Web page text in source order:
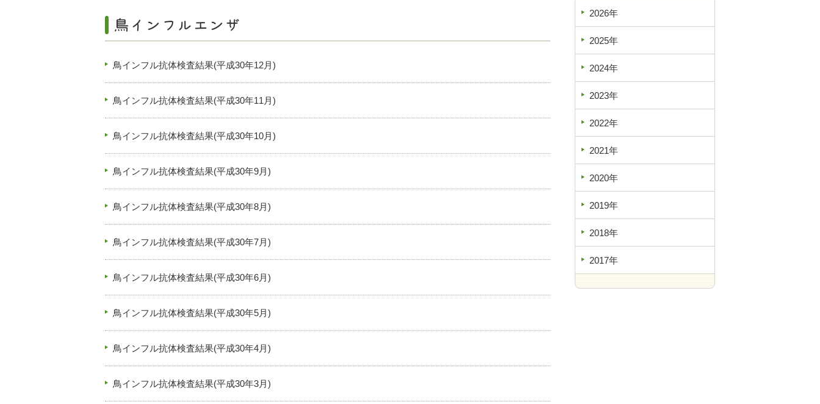
鳥インフル抗体検査結果(平成30年12月)
鳥インフル抗体検査結果(平成30年11月)
鳥インフル抗体検査結果(平成30年10月)
鳥インフル抗体検査結果(平成30年9月)
鳥インフル抗体検査結果(平成30年8月)
鳥インフル抗体検査結果(平成30年7月)
鳥インフル抗体検査結果(平成30年6月)
鳥インフル抗体検査結果(平成30年5月)
鳥インフル抗体検査結果(平成30年4月)
鳥インフル抗体検査結果(平成30年3月)
2026年
2025年
2024年
2023年
2022年
2021年
2020年
2019年
2018年
2017年